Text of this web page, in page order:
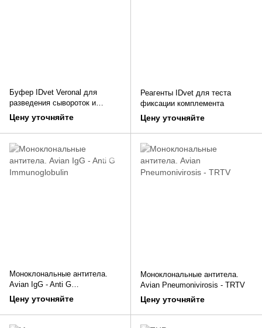
Буфер IDvet Veronal для
разведения сывороток и
реагентов
Цену уточняйте
Реагенты IDvet для теста
фиксации комплемента
Цену уточняйте
Моноклональные антитела.
Avian IgG - Anti G
Immunoglobulin
Цену уточняйте
Моноклональные антитела.
Avian Pneumonivirosis - TRTV
Цену уточняйте